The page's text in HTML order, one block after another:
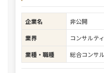
企業名
非公開
業界
コンサルテ
業種・職種
総合コンサ